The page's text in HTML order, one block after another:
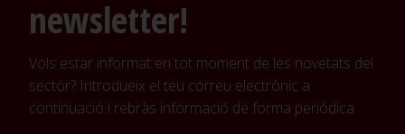
newsletter!
Vols estar informat en tot moment de les novetats del
sector? Introdueix el teu correu electrònic a
continuació i rebràs informació de forma periòdica